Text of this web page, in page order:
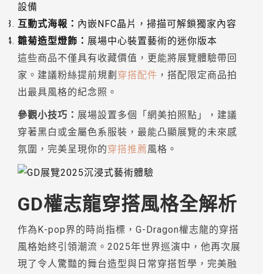
設備
互動式海報： 內嵌NFC晶片，掃描可解鎖獨家內容
雛菊造型燈飾： 展場中心裝置藝術的迷你版本
這些商品不僅具有收藏價值，更能將展覽體驗帶回
家。建議粉絲提前規劃 穿搭配件 ，搭配限定商品拍
出最具風格的紀念照。
參觀小技巧： 展場設置多個「網美拍照點」，建議
穿著黑白或金屬色系服裝，最能凸顯展覽的未來感
氛圍，完美呈現你的穿搭推薦風格。
GD權志龍穿搭風格全解析
作為K-pop界的時尚指標，G-Dragon權志龍的穿搭
風格始終引領潮流。2025年世界巡演中，他再次展
現了令人驚豔的舞台造型與日常穿搭哲學，完美融